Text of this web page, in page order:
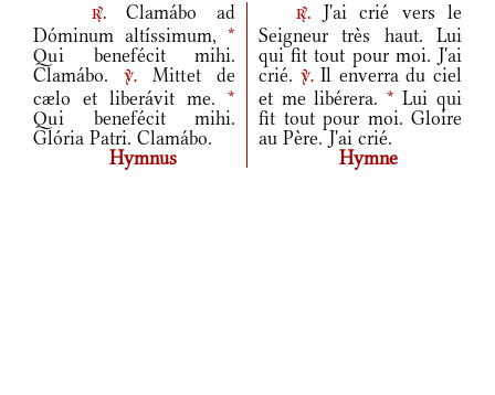
r.
Clamábo ad
Dóminum altíssimum, *
Qui benefécit mihi.
Clamábo.
v.
Mittet de
cælo et liberávit me. *
Qui benefécit mihi.
Glória Patri. Clamábo.
r.J'ai crié vers le
Seigneur très haut. Lui
qui fit tout pour moi. J'ai
crié. v.Il enverra du ciel
et me libérera. * Lui qui
fit tout pour moi. Gloire
au Père. J'ai crié.
Hymnus
Hymne